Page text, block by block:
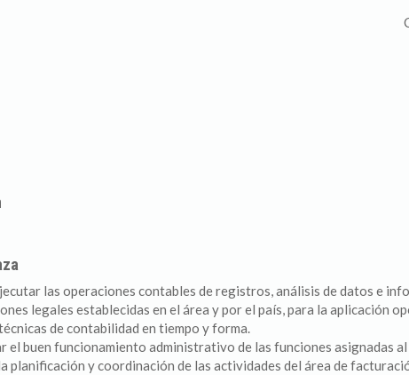
las operaciones contables de registros, análisis de datos e
legales establecidas en el área y por el país, para la aplicación
de contabilidad en tiempo y forma.
el buen funcionamiento administrativo de las funciones asignadas
planificación y coordinación de las actividades del área de